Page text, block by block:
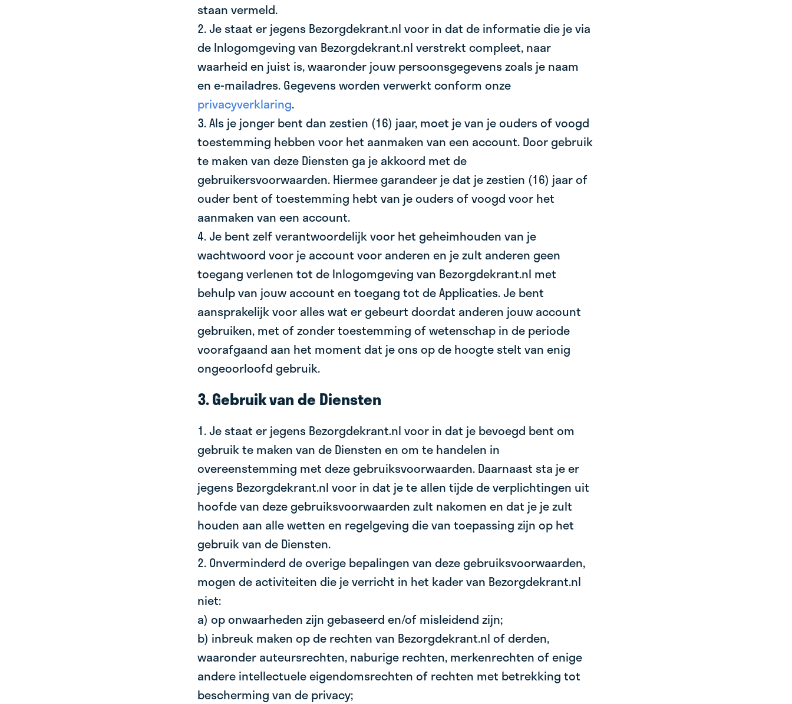
staan vermeld.
2. Je staat er jegens Bezorgdekrant.nl voor in dat de informatie die je via
de Inlogomgeving van Bezorgdekrant.nl verstrekt compleet, naar
waarheid en juist is, waaronder jouw persoonsgegevens zoals je naam
en e-mailadres. Gegevens worden verwerkt conform onze
privacyverklaring.
3. Als je jonger bent dan zestien (16) jaar, moet je van je ouders of voogd
toestemming hebben voor het aanmaken van een account. Door gebruik
te maken van deze Diensten ga je akkoord met de
gebruikersvoorwaarden. Hiermee garandeer je dat je zestien (16) jaar of
ouder bent of toestemming hebt van je ouders of voogd voor het
aanmaken van een account.
4. Je bent zelf verantwoordelijk voor het geheimhouden van je
wachtwoord voor je account voor anderen en je zult anderen geen
toegang verlenen tot de Inlogomgeving van Bezorgdekrant.nl met
behulp van jouw account en toegang tot de Applicaties. Je bent
aansprakelijk voor alles wat er gebeurt doordat anderen jouw account
gebruiken, met of zonder toestemming of wetenschap in de periode
voorafgaand aan het moment dat je ons op de hoogte stelt van enig
ongeoorloofd gebruik.
3. Gebruik van de Diensten
1. Je staat er jegens Bezorgdekrant.nl voor in dat je bevoegd bent om
gebruik te maken van de Diensten en om te handelen in
overeenstemming met deze gebruiksvoorwaarden. Daarnaast sta je er
jegens Bezorgdekrant.nl voor in dat je te allen tijde de verplichtingen uit
hoofde van deze gebruiksvoorwaarden zult nakomen en dat je je zult
houden aan alle wetten en regelgeving die van toepassing zijn op het
gebruik van de Diensten.
2. Onverminderd de overige bepalingen van deze gebruiksvoorwaarden,
mogen de activiteiten die je verricht in het kader van Bezorgdekrant.nl
niet:
a) op onwaarheden zijn gebaseerd en/of misleidend zijn;
b) inbreuk maken op de rechten van Bezorgdekrant.nl of derden,
waaronder auteursrechten, naburige rechten, merkenrechten of enige
andere intellectuele eigendomsrechten of rechten met betrekking tot
bescherming van de privacy;